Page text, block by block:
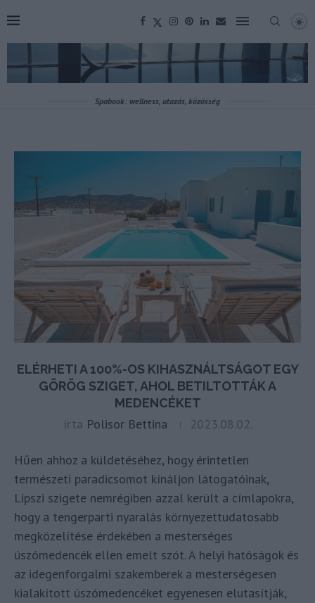
Spabook: wellness, utazás, közösség
ELÉRHETI A 100%-OS KIHASZNÁLTSÁGOT EGY
GÖRÖG SZIGET, AHOL BETILTOTTÁK A
MEDENCÉKET
írta Polisor Bettina 2023.08.02.
Hűen ahhoz a küldetéséhez, hogy érintetlen
természeti paradicsomot kínáljon látogatóinak,
Lipszi szigete nemrégiben azzal került a címlapokra,
hogy a tengerparti nyaralás környezettudatosabb
megközelítése érdekében a mesterséges
úszómedencék ellen emelt szót. A helyi hatóságok és
az idegenforgalmi szakemberek a mesterségesen
kialakított úszómedencéket egyenesen elutasítják,